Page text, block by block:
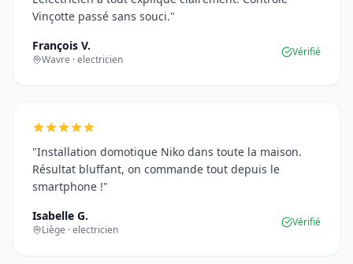
Vinçotte passé sans souci."
François V.
Wavre · electricien
Vérifié
"Installation domotique Niko dans toute la maison.
Résultat bluffant, on commande tout depuis le
smartphone !"
Isabelle G.
Liège · electricien
Vérifié